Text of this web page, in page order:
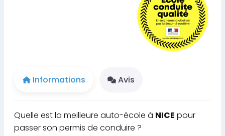
Informations Avis
Quelle est la meilleure auto-école à NICE pour
passer son permis de conduire ?